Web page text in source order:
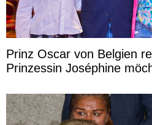
Prinz Oscar von Belgien
Prinzessin Joséphine